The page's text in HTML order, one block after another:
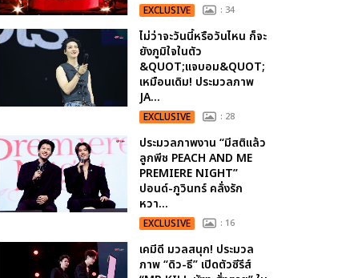
EXCLUSIVE : 34
ไม่ว่าจะวันนี้หรือวันไหน ก็จะ
ยังภูมิใจในตัว
&QUOT;แจบอม&QUOT;
เหมือนเดิม! ประมวลภาพ
JA...
EXCLUSIVE : 28
ประมวลภาพงาน “มีสติแล้ว
ลูกพีช PEACH AND ME
PREMIERE NIGHT”
ปอนด์-ภูวินทร์ คลั่งรัก
หวา...
EXCLUSIVE : 16
เคมีดี มวลสนุก! ประมวล
ภาพ “ดิว-ธี” เปิดตัวซีรีส์